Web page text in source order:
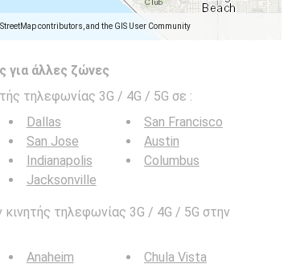
contributors, and the GIS User Community
για άλλες ζώνες
τηλεφωνίας 3G / 4G / 5G σε :
Dallas
San Jose
Indianapolis
Jacksonville
San Francisco
Austin
Columbus
τηλεφωνίας 3G / 4G / 5G στην
Anaheim
Chula Vista